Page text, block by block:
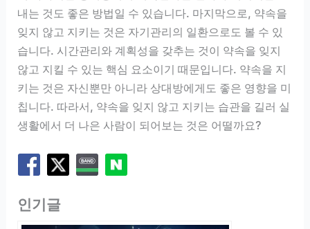
내는 것도 좋은 방법일 수 있습니다. 마지막으로, 약속을
잊지 않고 지키는 것은 자기관리의 일환으로도 볼 수 있
습니다. 시간관리와 계획성을 갖추는 것이 약속을 잊지
않고 지킬 수 있는 핵심 요소이기 때문입니다. 약속을 지
키는 것은 자신뿐만 아니라 상대방에게도 좋은 영향을 미
칩니다. 따라서, 약속을 잊지 않고 지키는 습관을 길러 실
생활에서 더 나은 사람이 되어보는 것은 어떨까요?
인기글